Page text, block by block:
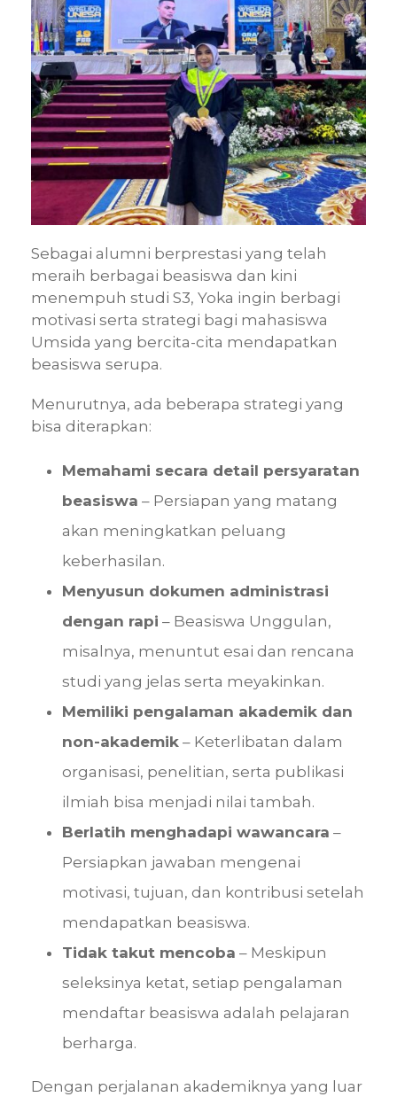
Sebagai alumni berprestasi yang telah
meraih berbagai beasiswa dan kini
menempuh studi S3, Yoka ingin berbagi
motivasi serta strategi bagi mahasiswa
Umsida yang bercita-cita mendapatkan
beasiswa serupa.
Menurutnya, ada beberapa strategi yang
bisa diterapkan:
Memahami secara detail persyaratan
beasiswa – Persiapan yang matang
akan meningkatkan peluang
keberhasilan.
Menyusun dokumen administrasi
dengan rapi – Beasiswa Unggulan,
misalnya, menuntut esai dan rencana
studi yang jelas serta meyakinkan.
Memiliki pengalaman akademik dan
non-akademik – Keterlibatan dalam
organisasi, penelitian, serta publikasi
ilmiah bisa menjadi nilai tambah.
Berlatih menghadapi wawancara –
Persiapkan jawaban mengenai
motivasi, tujuan, dan kontribusi setelah
mendapatkan beasiswa.
Tidak takut mencoba – Meskipun
seleksinya ketat, setiap pengalaman
mendaftar beasiswa adalah pelajaran
berharga.
Dengan perjalanan akademiknya yang luar